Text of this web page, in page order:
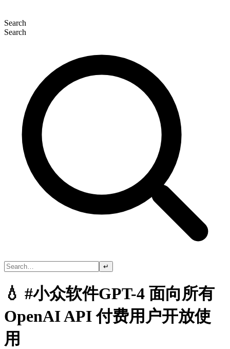
Search
Search
↵
💧 #小众软件GPT-4 面向所有
OpenAI API 付费用户开放使
用